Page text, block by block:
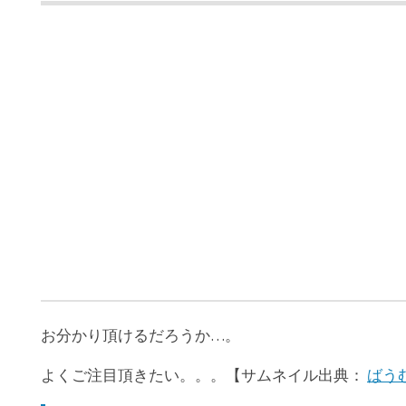
お分かり頂けるだろうか…。
よくご注目頂きたい。。。【サムネイル出典： ばう